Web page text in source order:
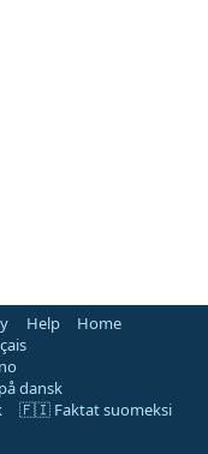
Help
Home
dansk
🇫🇮 Faktat suomeksi